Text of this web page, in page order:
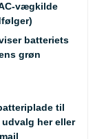
vægkilde
batteriets
grøn
til
hereller